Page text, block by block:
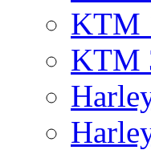
KTM
KTM